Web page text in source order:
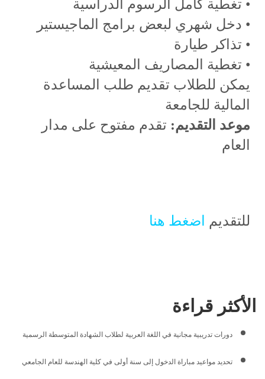
• تغطية كامل الرسوم الدراسية
• دخل شهري لبعض برامج الماجيستير
• تذاكر طيارة
• تغطية المصاريف المعيشية
يمكن للطلاب تقديم طلب المساعدة
المالية للجامعة
موعد التقديم: تقدم مفتوح على مدار
العام
للتقديم اضغط هنا
الأكثر قراءة
دورات تدريبية مجانية في اللغة العربية لطلاب الشهادة المتوسطة الرسمية
تحديد مواعيد مباراة الدخول إلى سنة أولى في كلية الهندسة للعام الجامعي